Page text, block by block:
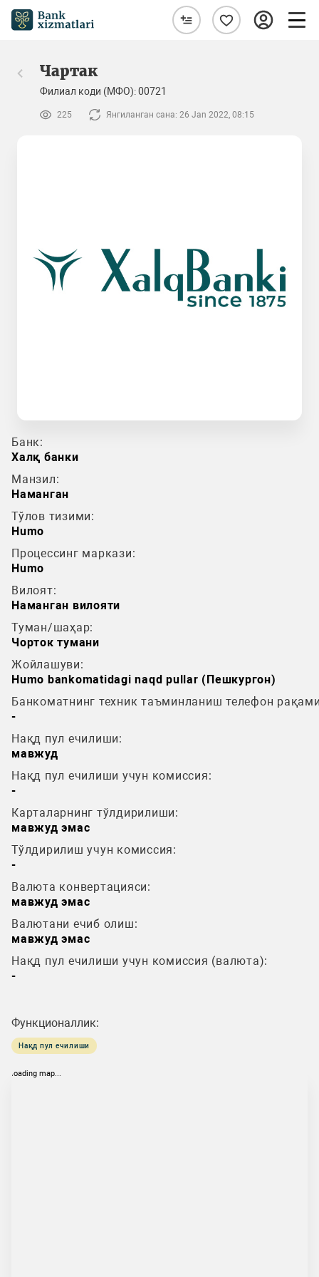
Чартак
Филиал коди (МФО): 00721
225 Янгиланган сана: 26 Jan 2022, 08:15
Банк:
Халқ банки
Манзил:
Наманган
Тўлов тизими:
Humo
Процессинг маркази:
Humo
Вилоят:
Наманган вилояти
Туман/шаҳар:
Чорток тумани
Жойлашуви:
Humo bankomatidagi naqd pullar (Пешкургон)
Банкоматнинг техник таъминланиш телефон
-
Нақд пул ечилиши:
мавжуд
Нақд пул ечилиши учун комиссия:
-
Карталарнинг тўлдирилиши:
мавжуд эмас
Тўлдирилиш учун комиссия:
-
Валюта конвертацияси:
мавжуд эмас
Валютани ечиб олиш:
мавжуд эмас
Нақд пул ечилиши учун комиссия (валюта):
-
Функционаллик:
Нақд пул ечилиши
loading map...